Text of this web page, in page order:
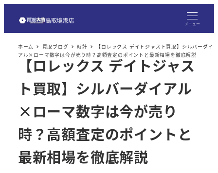
メニュー
ホーム 買取ブログ 時計
【ロレックス デイトジャスト買取】シルバーダイ
アル×ローマ数字は今が売り時？高額査定のポイントと最新相場を徹底解説
【ロレックス デイトジャス
ト買取】シルバーダイアル
×ローマ数字は今が売り
時？高額査定のポイントと
最新相場を徹底解説